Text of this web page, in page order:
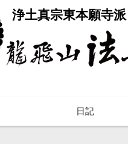
​浄土真宗東本願寺派
日記